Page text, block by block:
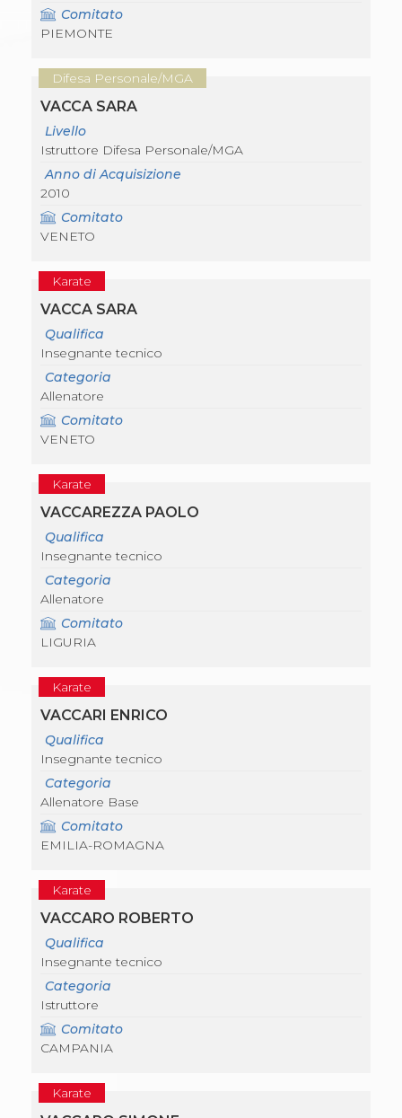
Albi Federali
Arti marziali
Sumo
Capoeira
Grappling
Pancrazio/Pankration
Mappa del sito
Corsi di Specializzazione
Corsi Preparatore Fisico
Edutraining class - Didattica infantile
Quesiti fiscali
Comitato
PIEMONTE
Difesa Personale/MGA
VACCA SARA
Livello
Istruttore Difesa Personale/MGA
Anno di Acquisizione
2010
Comitato
VENETO
Karate
VACCA SARA
Qualifica
Insegnante tecnico
Categoria
Allenatore
Comitato
VENETO
Karate
VACCAREZZA PAOLO
Qualifica
Insegnante tecnico
Categoria
Allenatore
Comitato
LIGURIA
Karate
VACCARI ENRICO
Qualifica
Insegnante tecnico
Categoria
Allenatore Base
Comitato
EMILIA-ROMAGNA
Karate
VACCARO ROBERTO
Qualifica
Insegnante tecnico
Categoria
Istruttore
Comitato
CAMPANIA
Karate